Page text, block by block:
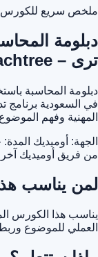
ملخص سريع للكورس
ترى – Sage 50 Peachtree في السعودية
في السعودية برنامج
المهنية وفهم
الجهة: أوميديك
من فريق أوميديك آخر
لمن يناسب
يناسب هذا الكورس
العملي للموضوع